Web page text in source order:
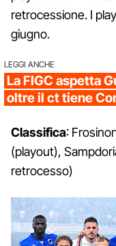
retrocessione. I
giugno.
LEGGI ANCHE
La FIGC aspetta
oltre il ct tiene
Classifica:
(playout),
retrocesso)